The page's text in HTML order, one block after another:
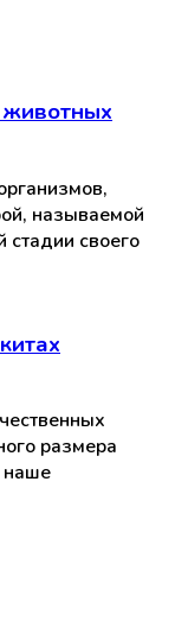
называемой
стадии своего
размера
наше